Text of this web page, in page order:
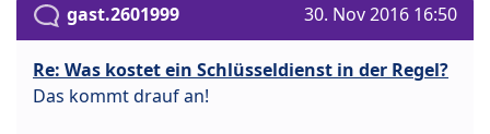
gast.2601999 30. Nov 2016 16:50
Re: Was kostet ein Schlüsseldienst in der Regel?
Das kommt drauf an!